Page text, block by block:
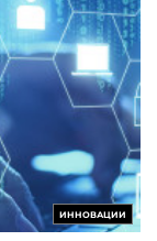
ИННОВАЦИИ